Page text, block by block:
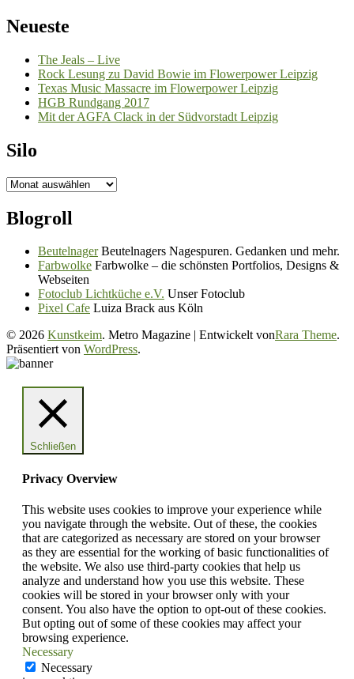
Neueste
The Jeals – Live
Rock Lesung zu David Bowie im Flowerpower Leipzig
Texas Music Massacre im Flowerpower Leipzig
HGB Rundgang 2017
Mit der AGFA Clack in der Südvorstadt Leipzig
Silo
Silo
Blogroll
BeutelnagerBeutelnagers Nagespuren. Gedanken und mehr.
Farbwolke Farbwolke – die schönsten Portfolios, Designs &
Webseiten
Fotoclub Lichtküche e.V. Unser Fotoclub
Pixel Cafe Luiza Brack aus Köln
© 2026 Kunstkeim. Metro Magazine | Entwickelt vonRara Theme.
Präsentiert von WordPress.
Schließen
Privacy Overview
This website uses cookies to improve your experience while
you navigate through the website. Out of these, the cookies
that are categorized as necessary are stored on your browser
as they are essential for the working of basic functionalities of
the website. We also use third-party cookies that help us
analyze and understand how you use this website. These
cookies will be stored in your browser only with your
consent. You also have the option to opt-out of these cookies.
But opting out of some of these cookies may affect your
browsing experience.
Necessary
Necessary